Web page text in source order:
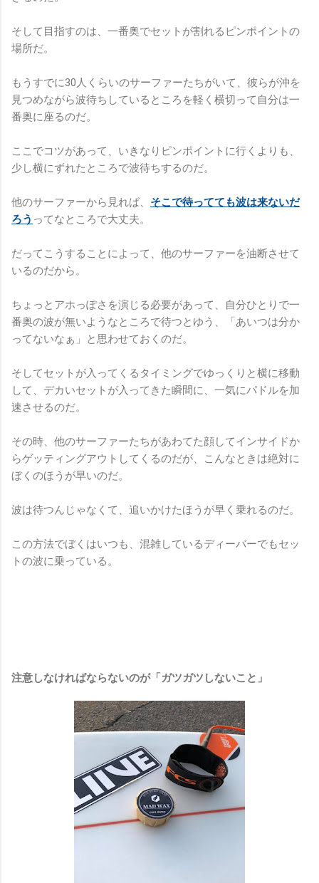
そして目指すのは、一番奥でセットが割れるピンポイントの
場所だ。
もうすでに30人くらいのサーファーたちがいて、彼らが沖を
見つめながら波待ちしているところを軽く横切って自分は一
番奥に座るのだ。
ここでコツがあって、いきなりピンポイントに行くよりも、
少し横にずれたところで波待ちするのだ。
他のサーファーから見れば、 そこで待ってても波は来ないだ
ろう ってなところで大丈夫。
だってこうすることによって、他のサーファーを油断させて
いるのだから。
ちょっとアホっぽさを演じる必要があって、自分ひとりで一
番奥の波が無いようなところで待つとゆう、「あいつは分か
ってないなぁ」と思わせておくのだ。
そしてセットが入ってくるタイミングでゆっくりと横に移動
して、デカいセットが入ってきた瞬間に、一気にパドルを加
速させるのだ。
その時、他のサーファーたちがあわてた顔してインサイドか
らゲッティングアウトしてくるのだが、こんなときは絶対に
ぼくのほうが早いのだ。
波は待つんじゃなくて、追いかけたほうが早く乗れるのだ。
この方法でぼくはいつも、混雑しているディーバーでもセッ
トの波に乗っている。
注意しなければならないのが「ガツガツしないこと」